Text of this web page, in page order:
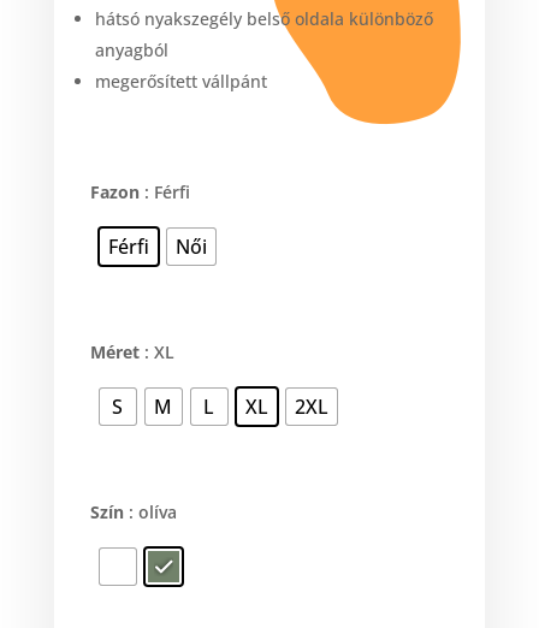
hátsó nyakszegély belső oldala különböző
anyagból
megerősített vállpánt
Fazon : Férfi
Férfi Női
Méret : XL
S M L XL 2XL
Szín : olíva